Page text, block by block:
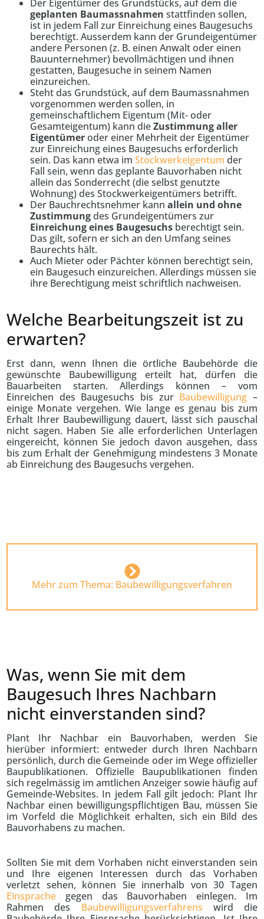
Der Eigentümer des Grundstücks, auf dem die
geplanten Baumassnahmen stattfinden sollen,
ist in jedem Fall zur Einreichung eines Baugesuchs
berechtigt. Ausserdem kann der Grundeigentümer
andere Personen (z. B. einen Anwalt oder einen
Bauunternehmer) bevollmächtigen und ihnen
gestatten, Baugesuche in seinem Namen
einzureichen.
Steht das Grundstück, auf dem Baumassnahmen
vorgenommen werden sollen, in
gemeinschaftlichem Eigentum (Mit- oder
Gesamteigentum) kann dieZustimmung aller
Eigentümeroder einer Mehrheit der Eigentümer
zur Einreichung eines Baugesuchs erforderlich
sein. Das kann etwa im Stockwerkeigentum der
Fall sein, wenn das geplante Bauvorhaben nicht
allein das Sonderrecht (die selbst genutzte
Wohnung) des Stockwerkeigentümers betrifft.
Der Bauchrechtsnehmer kann allein und ohne
Zustimmungdes Grundeigentümers zur
Einreichung eines Baugesuchs berechtigt sein.
Das gilt, sofern er sich an den Umfang seines
Baurechts hält.
Auch Mieter oder Pächter können berechtigt sein,
ein Baugesuch einzureichen. Allerdings müssen sie
ihre Berechtigung meist schriftlich nachweisen.
Welche Bearbeitungszeit ist zu
erwarten?
Erst dann, wenn Ihnen die örtliche Baubehörde die
gewünschte Baubewilligung erteilt hat, dürfen die
Bauarbeiten starten. Allerdings können – vom
Einreichen des Baugesuchs bis zur Baubewilligung –
einige Monate vergehen. Wie lange es genau bis zum
Erhalt Ihrer Baubewilligung dauert, lässt sich pauschal
nicht sagen. Haben Sie alle erforderlichen Unterlagen
eingereicht, können Sie jedoch davon ausgehen, dass
bis zum Erhalt der Genehmigung mindestens 3 Monate
ab Einreichung des Baugesuchs vergehen.
Mehr zum Thema: Baubewilligungsverfahren
Was, wenn Sie mit dem
Baugesuch Ihres Nachbarn
nicht einverstanden sind?
Plant Ihr Nachbar ein Bauvorhaben, werden Sie
hierüber informiert: entweder durch Ihren Nachbarn
persönlich, durch die Gemeinde oder im Wege offizieller
Baupublikationen. Offizielle Baupublikationen finden
sich regelmässig im amtlichen Anzeiger sowie häufig auf
Gemeinde-Websites. In jedem Fall gilt jedoch: Plant Ihr
Nachbar einen bewilligungspflichtigen Bau, müssen Sie
im Vorfeld die Möglichkeit erhalten, sich ein Bild des
Bauvorhabens zu machen.
Sollten Sie mit dem Vorhaben nicht einverstanden sein
und Ihre eigenen Interessen durch das Vorhaben
verletzt sehen, können Sie innerhalb von 30 Tagen
Einsprache gegen das Bauvorhaben einlegen. Im
Rahmen des Baubewilligungsverfahrens wird die